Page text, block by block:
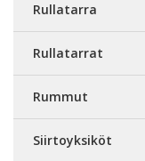
Rullatarra
Rullatarrat
Rummut
Siirtoyksiköt